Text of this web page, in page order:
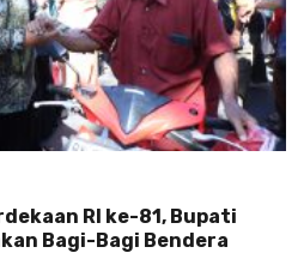
RI ke-81, Bupati
Bagi-Bagi Bendera